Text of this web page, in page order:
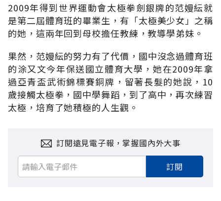
2009年得到世界運動會太極拳劍銀牌的范嫚紜就
是第二屆體育班的畢業生，有「太極美少女」之稱
的她，這兩年回到母校擔任教練，教導學弟妹。
果然，范嫚紜的努力有了代價，國中沒念過體育班
的涂又文今年保送國立體育大學，她在2009年拿
過亞青盃武術錦標賽銅牌，留著長髮的她說，10
歲接觸太極拳，國中學舞蹈，到了高中，再次練習
太極，培育了她積極的人生觀。
訂閱遠見電子報，掌握國內外大事
訂閱